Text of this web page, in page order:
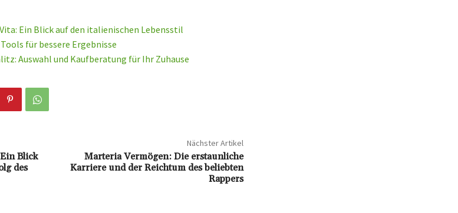
Ein Blick auf den italienischen Lebensstil
für bessere Ergebnisse
Auswahl und Kaufberatung für Ihr Zuhause
Blick
des
Nächster Artikel
Marteria Vermögen: Die erstaunliche
Karriere und der Reichtum des beliebten
Rappers